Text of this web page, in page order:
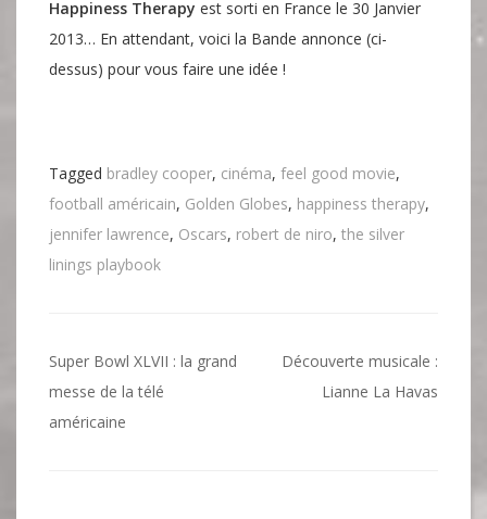
Happiness Therapy est sorti en France le 30 Janvier
2013… En attendant, voici la Bande annonce (ci-
dessus) pour vous faire une idée !
Tagged bradley cooper, cinéma, feel good movie,
football américain, Golden Globes, happiness therapy,
jennifer lawrence, Oscars, robert de niro, the silver
linings playbook
Navigation
de
l’article
Super Bowl XLVII : la grand
messe de la télé
américaine
Découverte musicale :
Lianne La Havas